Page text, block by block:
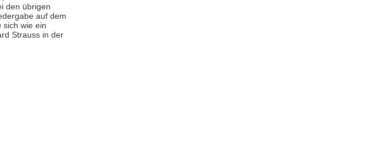
den übrigen
auf dem
sich wie ein
Strauss in der